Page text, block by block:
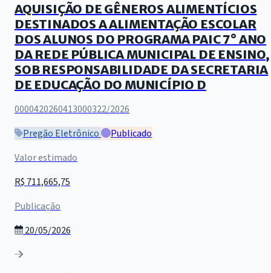
AQUISIÇÃO DE GÊNEROS ALIMENTÍCIOS
DESTINADOS A ALIMENTAÇÃO ESCOLAR
DOS ALUNOS DO PROGRAMA PAIC 7° ANO
DA REDE PÚBLICA MUNICIPAL DE ENSINO,
SOB RESPONSABILIDADE DA SECRETARIA
DE EDUCAÇÃO DO MUNICÍPIO D
0000420260413000322/2026
Pregão Eletrônico
Publicado
Valor estimado
R$ 711,665,75
Publicação
20/05/2026